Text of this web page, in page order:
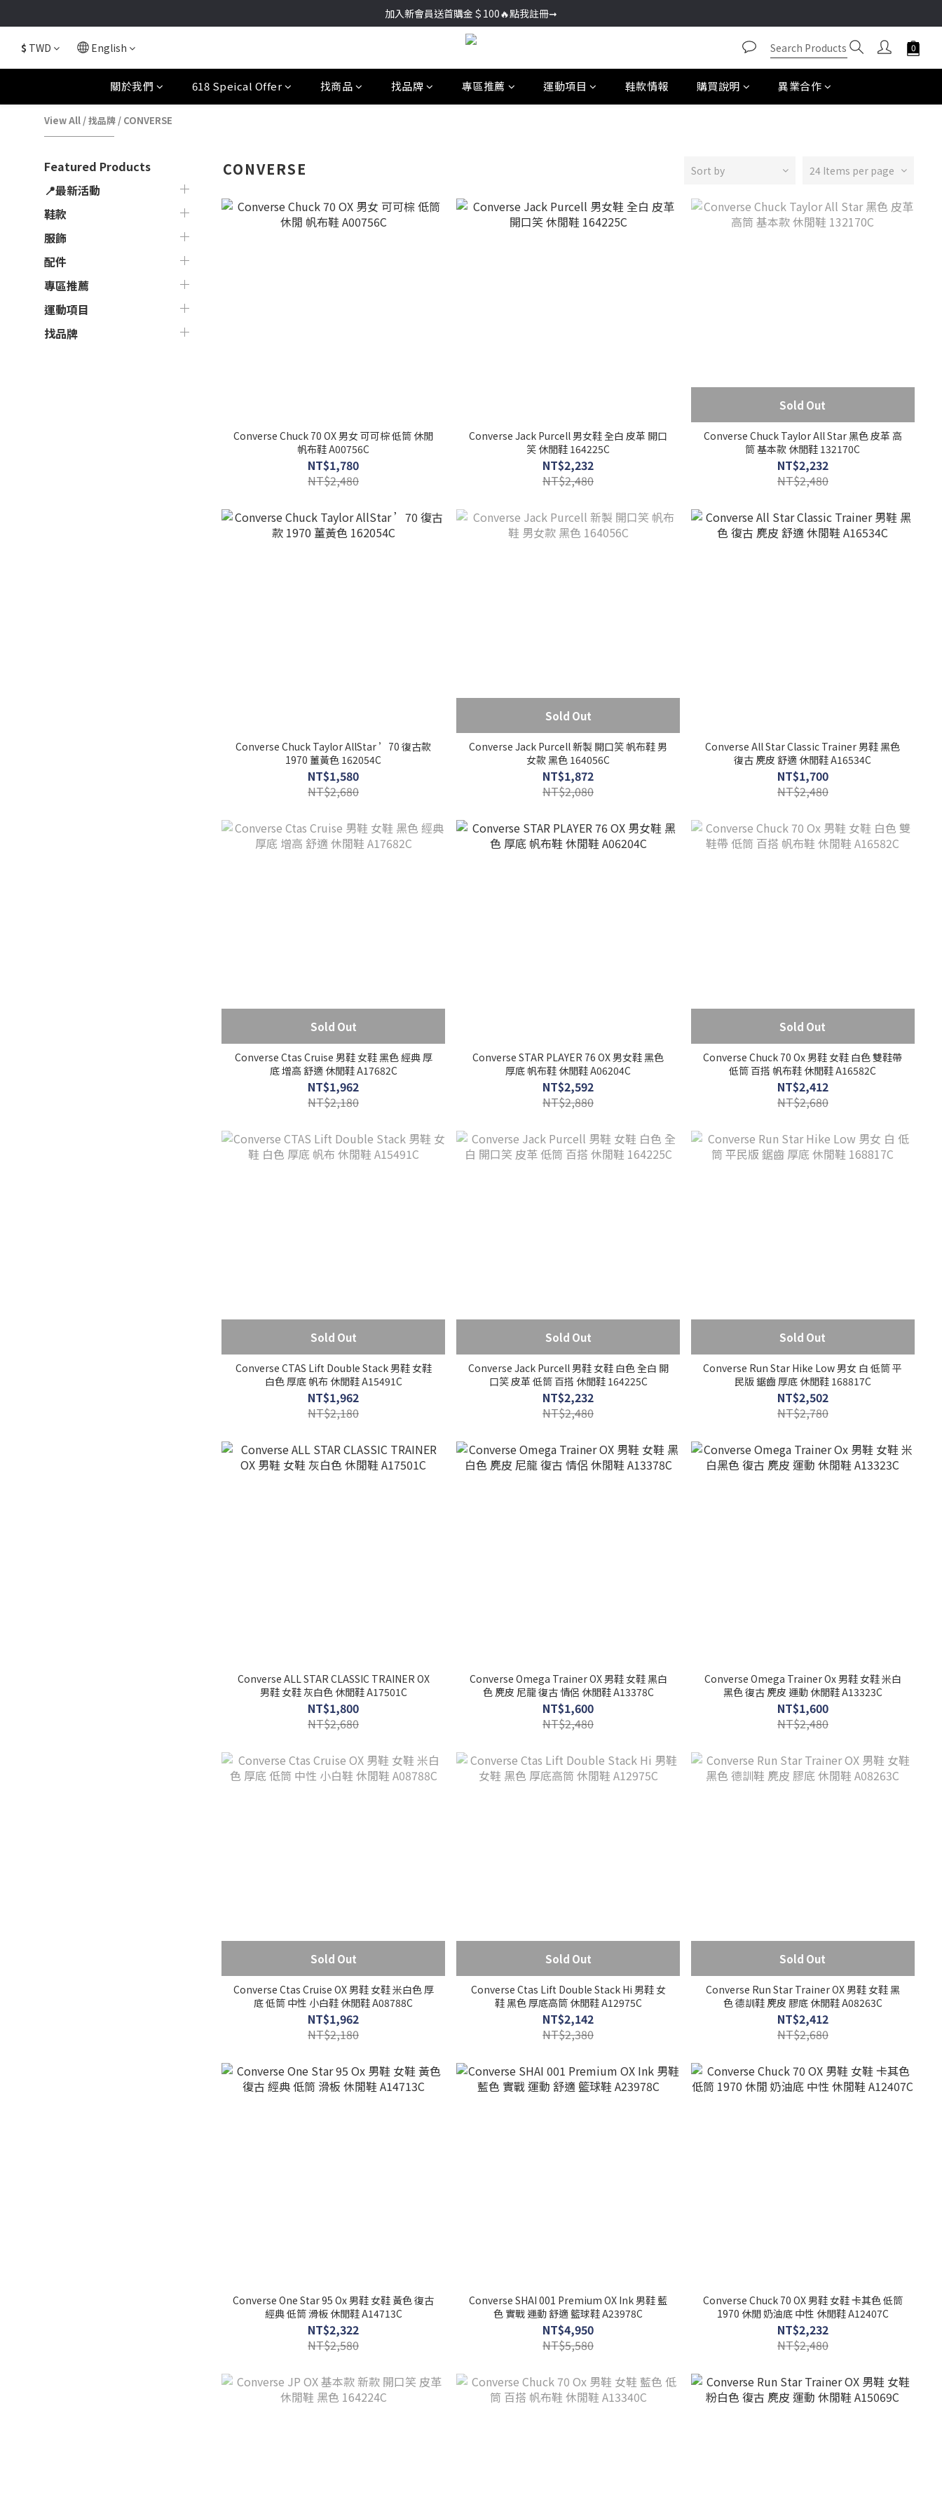
加入新會員送首購金＄100🔥點我註冊➞
🚚超商取貨滿＄2000免運／宅配滿＄3000免運
$ TWD English
關於我們 618 Speical Offer 找商品 找品牌 專區推薦 運動項目 鞋款情報 購買說明 異業合作
View All /找品牌 / CONVERSE
Featured Products
📍最新活動
鞋款
服飾
配件
專區推薦
運動項目
找品牌
CONVERSE Sort by 24 Items per page
Converse Chuck 70 OX 男女 可可棕 低筒 休閒
帆布鞋 A00756C
NT$1,780
NT$2,480
Converse Jack Purcell 男女鞋 全白 皮革 開口
笑 休閒鞋 164225C
NT$2,232
NT$2,480
Sold Out
Converse Chuck Taylor All Star 黑色 皮革 高
筒 基本款 休閒鞋 132170C
NT$2,232
NT$2,480
Converse Chuck Taylor AllStar ’70 復古款
1970 薑黃色 162054C
NT$1,580
NT$2,680
Sold Out
Converse Jack Purcell 新製 開口笑 帆布鞋 男
女款 黑色 164056C
NT$1,872
NT$2,080
Converse All Star Classic Trainer 男鞋 黑色
復古 麂皮 舒適 休閒鞋 A16534C
NT$1,700
NT$2,480
Sold Out
Converse Ctas Cruise 男鞋 女鞋 黑色 經典 厚
底 增高 舒適 休閒鞋 A17682C
NT$1,962
NT$2,180
Converse STAR PLAYER 76 OX 男女鞋 黑色
厚底 帆布鞋 休閒鞋 A06204C
NT$2,592
NT$2,880
Sold Out
Converse Chuck 70 Ox 男鞋 女鞋 白色 雙鞋帶
低筒 百搭 帆布鞋 休閒鞋 A16582C
NT$2,412
NT$2,680
Sold Out
Converse CTAS Lift Double Stack 男鞋 女鞋
白色 厚底 帆布 休閒鞋 A15491C
NT$1,962
NT$2,180
Sold Out
Converse Jack Purcell 男鞋 女鞋 白色 全白 開
口笑 皮革 低筒 百搭 休閒鞋 164225C
NT$2,232
NT$2,480
Sold Out
Converse Run Star Hike Low 男女 白 低筒 平
民版 鋸齒 厚底 休閒鞋 168817C
NT$2,502
NT$2,780
Converse ALL STAR CLASSIC TRAINER OX
男鞋 女鞋 灰白色 休閒鞋 A17501C
NT$1,800
NT$2,680
Converse Omega Trainer OX 男鞋 女鞋 黑白
色 麂皮 尼龍 復古 情侶 休閒鞋 A13378C
NT$1,600
NT$2,480
Converse Omega Trainer Ox 男鞋 女鞋 米白
黑色 復古 麂皮 運動 休閒鞋 A13323C
NT$1,600
NT$2,480
Sold Out
Converse Ctas Cruise OX 男鞋 女鞋 米白色 厚
底 低筒 中性 小白鞋 休閒鞋 A08788C
NT$1,962
NT$2,180
Sold Out
Converse Ctas Lift Double Stack Hi 男鞋 女
鞋 黑色 厚底高筒 休閒鞋 A12975C
NT$2,142
NT$2,380
Sold Out
Converse Run Star Trainer OX 男鞋 女鞋 黑
色 德訓鞋 麂皮 膠底 休閒鞋 A08263C
NT$2,412
NT$2,680
Converse One Star 95 Ox 男鞋 女鞋 黃色 復古
經典 低筒 滑板 休閒鞋 A14713C
NT$2,322
NT$2,580
Converse SHAI 001 Premium OX Ink 男鞋 藍
色 實戰 運動 舒適 籃球鞋 A23978C
NT$4,950
NT$5,580
Converse Chuck 70 OX 男鞋 女鞋 卡其色 低筒
1970 休閒 奶油底 中性 休閒鞋 A12407C
NT$2,232
NT$2,480